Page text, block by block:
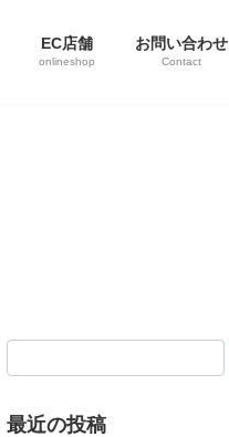
EC店舗
onlineshop
お問い合わせ
Contact
最近の投稿